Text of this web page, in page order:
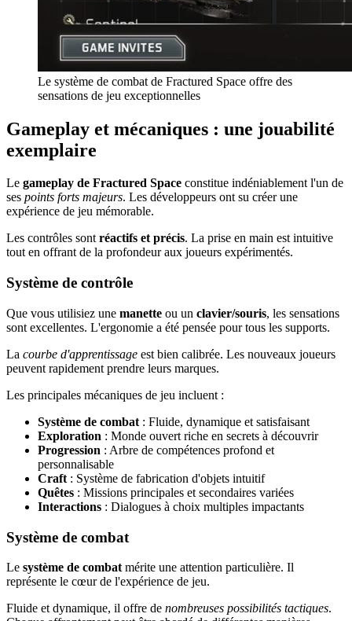
Le système de combat de Fractured Space offre des
sensations de jeu exceptionnelles
Gameplay et mécaniques : une jouabilité
exemplaire
Le gameplay de Fractured Space constitue indéniablement l'un de
ses points forts majeurs. Les développeurs ont su créer une
expérience de jeu mémorable.
Les contrôles sontréactifs et précis. La prise en main est intuitive
tout en offrant de la profondeur aux joueurs expérimentés.
Système de contrôle
Que vous utilisiez une manette ou un clavier/souris, les sensations
sont excellentes. L'ergonomie a été pensée pour tous les supports.
La courbe d'apprentissage est bien calibrée. Les nouveaux joueurs
peuvent rapidement prendre leurs marques.
Les principales mécaniques de jeu incluent :
Système de combat : Fluide, dynamique et satisfaisant
Exploration : Monde ouvert riche en secrets à découvrir
Progression : Arbre de compétences profond et
personnalisable
Craft : Système de fabrication d'objets intuitif
Quêtes : Missions principales et secondaires variées
Interactions : Dialogues à choix multiples impactants
Système de combat
Le système de combat mérite une attention particulière. Il
représente le cœur de l'expérience de jeu.
Fluide et dynamique, il offre de nombreuses possibilités tactiques.